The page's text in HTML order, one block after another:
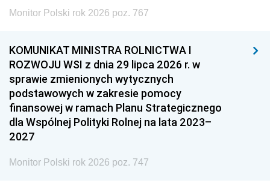
Monitor Polski rok 2026 poz. 767
KOMUNIKAT MINISTRA ROLNICTWA I
ROZWOJU WSI z dnia 29 lipca 2026 r. w
sprawie zmienionych wytycznych
podstawowych w zakresie pomocy
finansowej w ramach Planu Strategicznego
dla Wspólnej Polityki Rolnej na lata 2023–
2027
Monitor Polski rok 2026 poz. 747